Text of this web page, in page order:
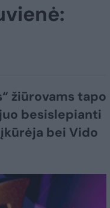
žiūrovams tapo
besislepianti
bei Vido